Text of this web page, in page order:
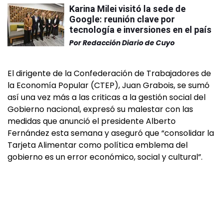
Karina Milei visitó la sede de
Google: reunión clave por
tecnología e inversiones en el país
PorRedacción Diario de Cuyo
El dirigente de la Confederación de Trabajadores de
la Economía Popular (CTEP), Juan Grabois, se sumó
así una vez más a las criticas a la gestión social del
Gobierno nacional, expresó su malestar con las
medidas que anunció el presidente Alberto
Fernández esta semana y aseguró que “consolidar la
Tarjeta Alimentar como política emblema del
gobierno es un error económico, social y cultural”.